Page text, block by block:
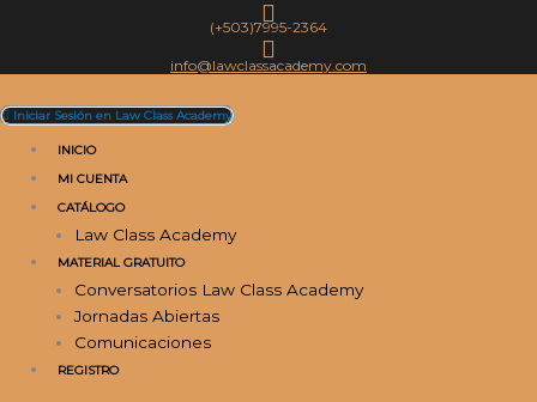
(+503)7995-2364
info@lawclassacademy.com
Iniciar Sesión en Law Class Academy
INICIO
MI CUENTA
CATÁLOGO
Law Class Academy
MATERIAL GRATUITO
Conversatorios Law Class Academy
Jornadas Abiertas
Comunicaciones
REGISTRO